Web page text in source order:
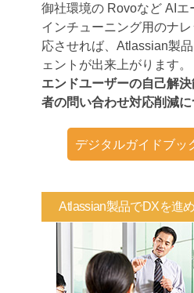
御社環境の Rovoなど AIエ
インチューニング用のナ
応させれば、Atlassian製
ェントが出来上がります。
エンドユーザーの自己解
者の問い合わせ対応削減に
デジタルガイドブッ
Atlassian製品でDXを進